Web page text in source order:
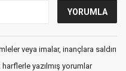
veya imalar, inançlara saldırı
yazılmış yorumlar